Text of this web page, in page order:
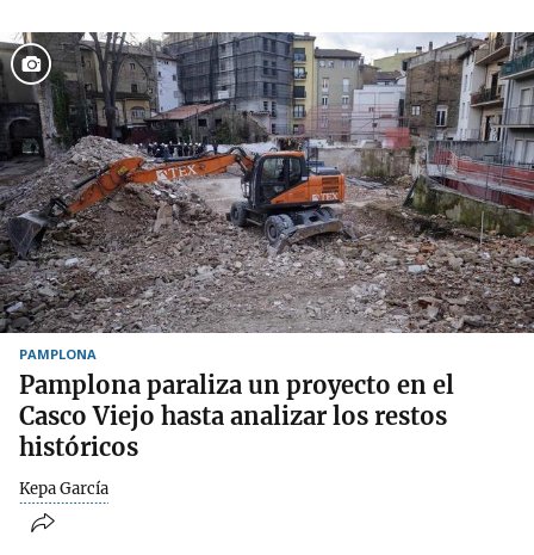
PAMPLONA
Pamplona paraliza un proyecto en el
Casco Viejo hasta analizar los restos
históricos
Kepa García